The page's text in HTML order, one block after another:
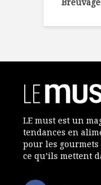
LE must est un
tendances en
pour les
ce qu’ils mettent